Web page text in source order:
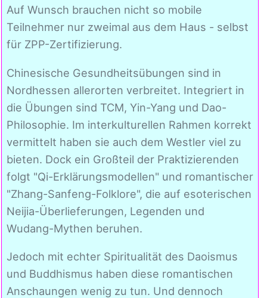
Auf Wunsch brauchen nicht so mobile
Teilnehmer nur zweimal aus dem Haus - selbst
für ZPP-Zertifizierung.
Chinesische Gesundheitsübungen sind in
Nordhessen allerorten verbreitet. Integriert in
die Übungen sind TCM, Yin-Yang und Dao-
Philosophie. Im interkulturellen Rahmen korrekt
vermittelt haben sie auch dem Westler viel zu
bieten. Dock ein Großteil der Praktizierenden
folgt "Qi-Erklärungsmodellen" und romantischer
"Zhang-Sanfeng-Folklore", die auf esoterischen
Neijia-Überlieferungen, Legenden und
Wudang-Mythen beruhen.
Jedoch mit echter Spiritualität des Daoismus
und Buddhismus haben diese romantischen
Anschaungen wenig zu tun. Und dennoch